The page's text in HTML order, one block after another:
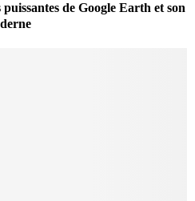
de Google Earth et son